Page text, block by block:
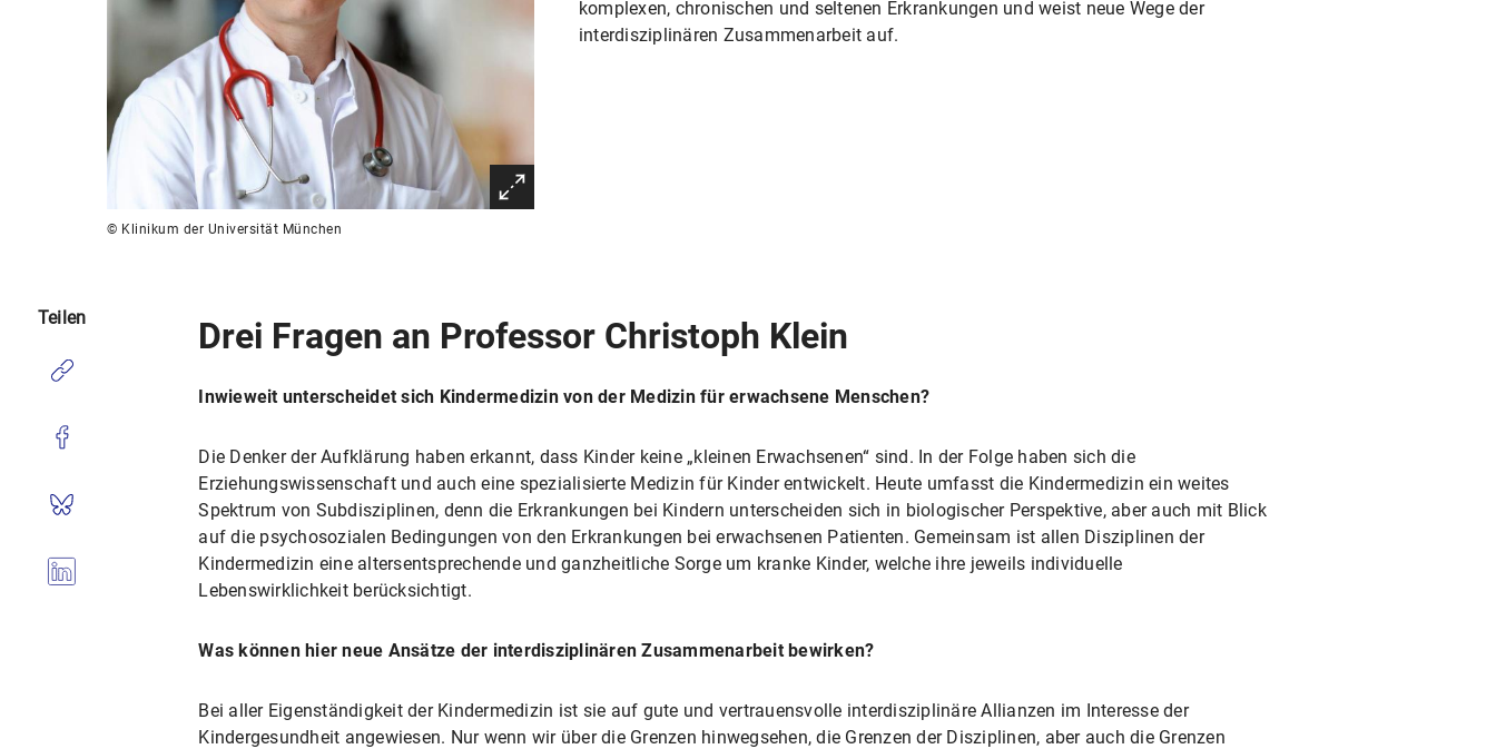
© Klinikum der Universität München
komplexen, chronischen und seltenen Erkrankungen und weist neue Wege der
interdisziplinären Zusammenarbeit auf.
Drei Fragen an Professor Christoph Klein
Inwieweit unterscheidet sich Kindermedizin von der Medizin für erwachsene Menschen?
Die Denker der Aufklärung haben erkannt, dass Kinder keine „kleinen Erwachsenen“ sind. In der Folge haben sich die
Erziehungswissenschaft und auch eine spezialisierte Medizin für Kinder entwickelt. Heute umfasst die Kindermedizin ein weites
Spektrum von Subdisziplinen, denn die Erkrankungen bei Kindern unterscheiden sich in biologischer Perspektive, aber auch mit Blick
auf die psychosozialen Bedingungen von den Erkrankungen bei erwachsenen Patienten. Gemeinsam ist allen Disziplinen der
Kindermedizin eine altersentsprechende und ganzheitliche Sorge um kranke Kinder, welche ihre jeweils individuelle
Lebenswirklichkeit berücksichtigt.
Was können hier neue Ansätze der interdisziplinären Zusammenarbeit bewirken?
Bei aller Eigenständigkeit der Kindermedizin ist sie auf gute und vertrauensvolle interdisziplinäre Allianzen im Interesse der
Kindergesundheit angewiesen. Nur wenn wir über die Grenzen hinwegsehen, die Grenzen der Disziplinen, aber auch die Grenzen
Teilen